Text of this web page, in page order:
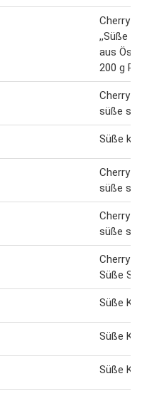
,,Süße
aus
200 g
süße
Süße
süße
süße
Süße
Süße
Süße
Süße